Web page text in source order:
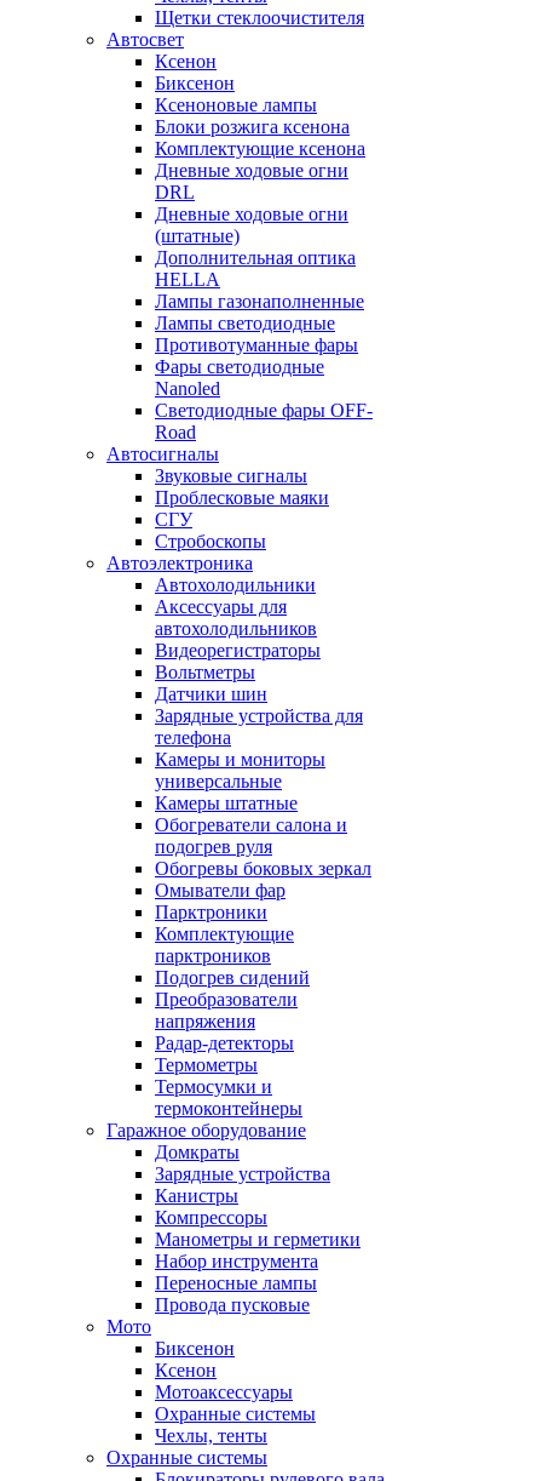
Щетки стеклоочистителя
Автосвет
Ксенон
Биксенон
Ксеноновые лампы
Блоки розжига ксенона
Комплектующие ксенона
Дневные ходовые огни
DRL
Дневные ходовые огни
(штатные)
Дополнительная оптика
HELLA
Лампы газонаполненные
Лампы светодиодные
Противотуманные фары
Фары светодиодные
Nanoled
Светодиодные фары OFF-
Road
Автосигналы
Звуковые сигналы
Проблесковые маяки
СГУ
Стробоскопы
Автоэлектроника
Автохолодильники
Аксессуары для
автохолодильников
Видеорегистраторы
Вольтметры
Датчики шин
Зарядные устройства для
телефона
Камеры и мониторы
универсальные
Камеры штатные
Обогреватели салона и
подогрев руля
Обогревы боковых зеркал
Омыватели фар
Парктроники
Комплектующие
парктроников
Подогрев сидений
Преобразователи
напряжения
Радар-детекторы
Термометры
Термосумки и
термоконтейнеры
Гаражное оборудование
Домкраты
Зарядные устройства
Канистры
Компрессоры
Манометры и герметики
Набор инструмента
Переносные лампы
Провода пусковые
Мото
Биксенон
Ксенон
Мотоаксессуары
Охранные системы
Чехлы, тенты
Охранные системы